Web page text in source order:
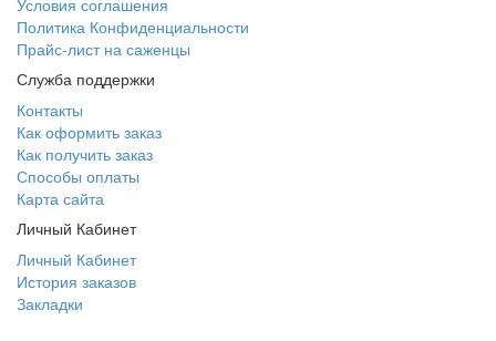
Условия соглашения
Политика Конфиденциальности
Прайс-лист на саженцы
Служба поддержки
Контакты
Как оформить заказ
Как получить заказ
Способы оплаты
Карта сайта
Личный Кабинет
Личный Кабинет
История заказов
Закладки